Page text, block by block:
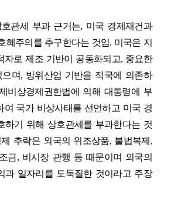
호관세 부과 근거는, 미국 경제재건과
혜주의를 추구한다는 것임. 미국은 지
자로 제조 기반이 공동화되고, 중요한
며, 방위산업 기반을 적국에 의존하
비상경제권한법에 의해 대통령에 부
여 국가 비상사태를 선언하고 미국 경
하기 위해 상호관세를 부과한다는 것
추락은 외국의 위조상품, 불법복제 ,
금, 비시장 관행 등 때문이며 외국의
과 일자리를 도둑질한 것이라고 주장